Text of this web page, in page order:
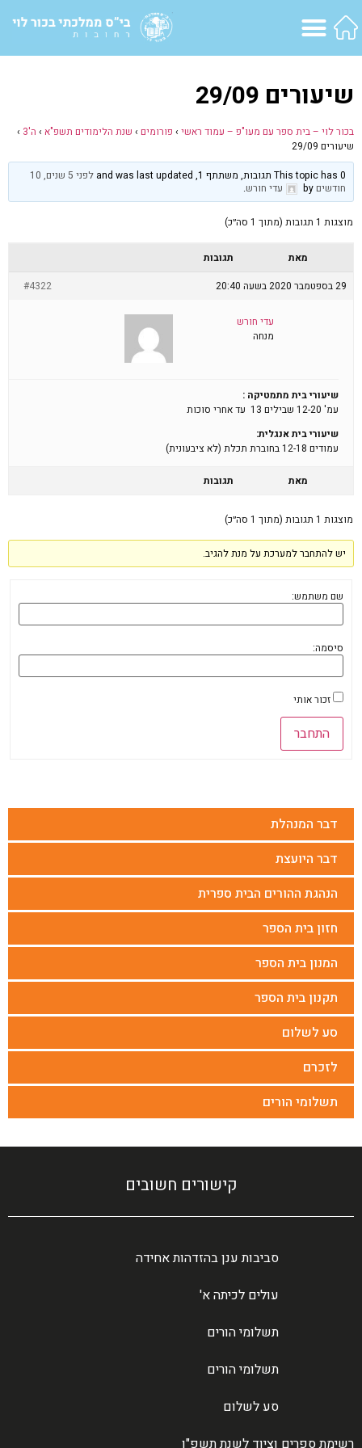
דבר המנהלת
דבר היועצת
הנהגת ההורים הבית ספרית
חזון בית הספר
המנון בית הספר
תקנון בית הספר
סע לשלום
לזכרם
תשלומי הורים
שיעורים 29/09
בכור לוי – בית ספר עם מעו"פ – עמוד ראשי › פורומים › שנת הלימודים תשפ"א › ה'3
›
שיעורים 29/09
This topic has 0 תגובות, משתתף 1, and was last updated
לפני 5 שנים, 10
חודשים by עדי חורש.
מוצגות 1 תגובות (מתוך 1 סה״כ)
מאת
תגובות
29 בספטמבר 2020 בשעה 20:40
#4322
עדי חורש
מנחה
שיעורי בית מתמטיקה :
עמ' 12-20 שבילים 13 עד אחרי סוכות
שיעורי בית אנגלית:
עמודים 12-18 בחוברת תכלת (לא ציבעונית)
מאת תגובות
מוצגות 1 תגובות (מתוך 1 סה״כ)
יש להתחבר למערכת על מנת להגיב.
שם משתמש:
סיסמה:
זכור אותי
התחבר
קישורים חשובים
סביבות ענן בהזדהות אחידה
עולים לכיתה א'
תשלומי הורים
תשלומי הורים
סע לשלום